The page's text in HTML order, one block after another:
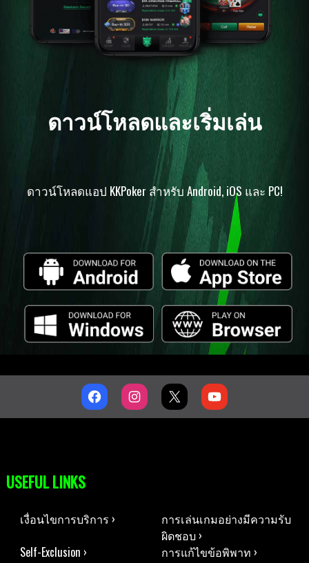
ดาวน์โหลดและเริ่มเล่น
ดาวน์โหลดแอป KKPoker สำหรับ Android, iOS และ PC!
USEFUL LINKS
เงื่อนไขการบริการ ›
การเล่นเกมอย่างมีความรับ
ผิดชอบ ›
Self-Exclusion ›
การแก้ไขข้อพิพาท ›